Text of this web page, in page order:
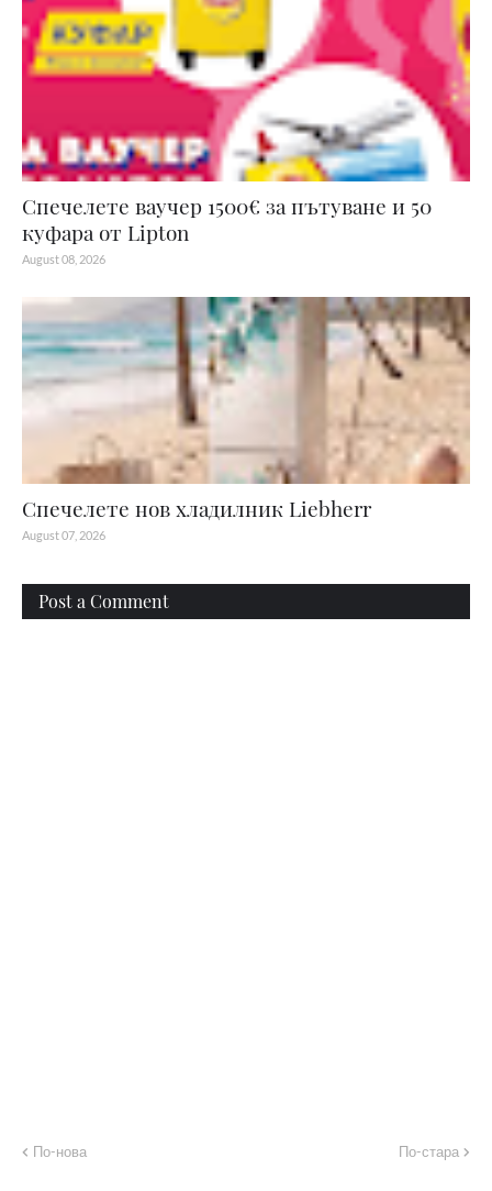
Спечелете ваучер 1500€ за пътуване и 50
куфара от Lipton
August 08, 2026
Спечелете нов хладилник Liebherr
August 07, 2026
Post a Comment
По-нова По-стара